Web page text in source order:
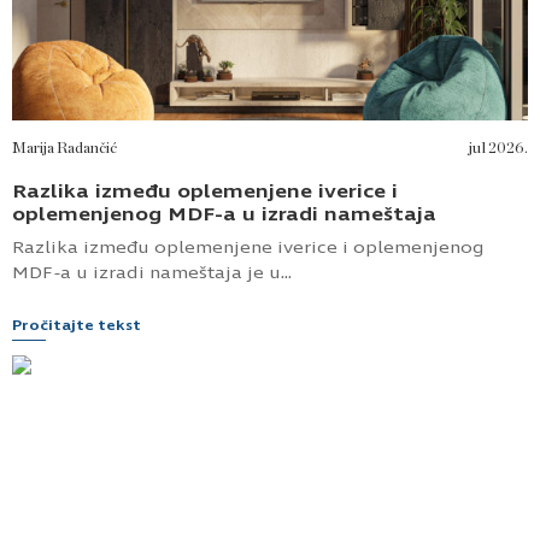
Marija Radančić jul 2026.
Razlika između oplemenjene iverice i
oplemenjenog MDF-a u izradi nameštaja
Razlika između oplemenjene iverice i oplemenjenog
MDF-a u izradi nameštaja je u...
Pročitajte tekst